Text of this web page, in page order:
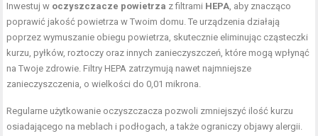
Inwestuj w oczyszczacze powietrza z filtrami HEPA, aby znacząco
poprawić jakość powietrza w Twoim domu. Te urządzenia działają
poprzez wymuszanie obiegu powietrza, skutecznie eliminując cząsteczki
kurzu, pyłków, roztoczy oraz innych zanieczyszczeń, które mogą wpłynąć
na Twoje zdrowie. Filtry HEPA zatrzymują nawet najmniejsze
zanieczyszczenia, o wielkości do 0,01 mikrona.
Regularne użytkowanie oczyszczacza pozwoli zmniejszyć ilość kurzu
osiadającego na meblach i podłogach, a także ograniczy objawy alergii.